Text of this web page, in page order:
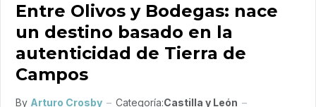
Entre Olivos y Bodegas: nace
un destino basado en la
autenticidad de Tierra de
Campos
By Arturo Crosby Categoría:Castilla y León